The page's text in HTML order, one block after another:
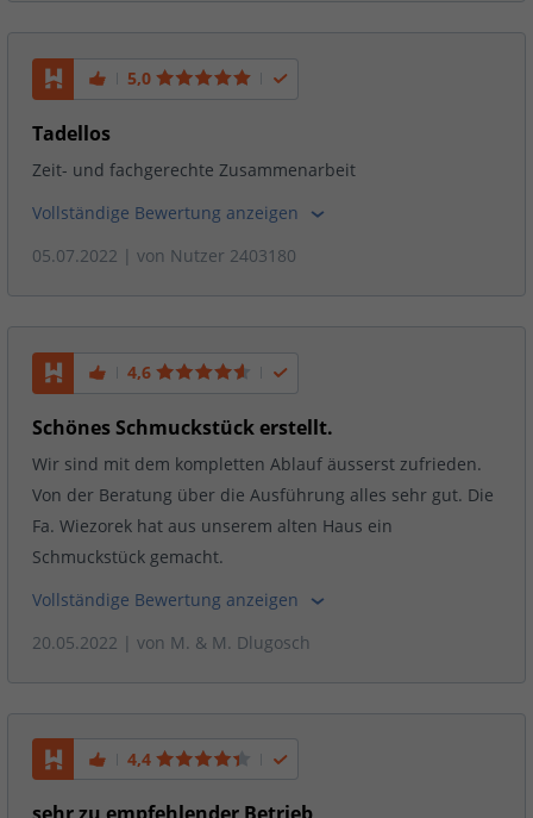
5,0
Tadellos
Zeit- und fachgerechte Zusammenarbeit
Vollständige Bewertung anzeigen
05.07.2022 | von Nutzer 2403180
4,6
Schönes Schmuckstück erstellt.
Wir sind mit dem kompletten Ablauf äusserst zufrieden.
Von der Beratung über die Ausführung alles sehr gut. Die
Fa. Wiezorek hat aus unserem alten Haus ein
Schmuckstück gemacht.
Vollständige Bewertung anzeigen
20.05.2022 | von M. & M. Dlugosch
4,4